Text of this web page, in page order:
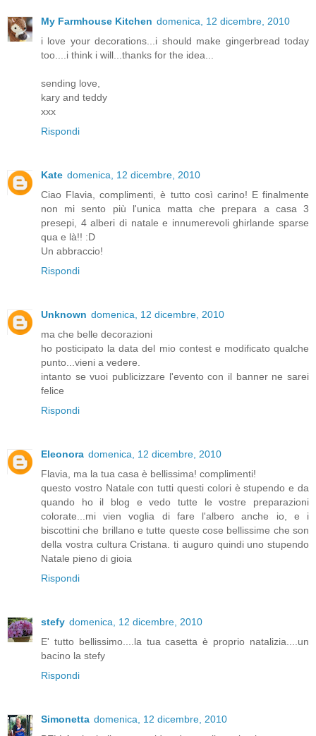
My Farmhouse Kitchen domenica, 12 dicembre, 2010
i love your decorations...i should make gingerbread today
too....i think i will...thanks for the idea...
sending love,
kary and teddy
xxx
Rispondi
Kate domenica, 12 dicembre, 2010
Ciao Flavia, complimenti, è tutto così carino! E finalmente
non mi sento più l'unica matta che prepara a casa 3
presepi, 4 alberi di natale e innumerevoli ghirlande sparse
qua e là!! :D
Un abbraccio!
Rispondi
Unknown domenica, 12 dicembre, 2010
ma che belle decorazioni
ho posticipato la data del mio contest e modificato qualche
punto...vieni a vedere.
intanto se vuoi publicizzare l'evento con il banner ne sarei
felice
Rispondi
Eleonora domenica, 12 dicembre, 2010
Flavia, ma la tua casa è bellissima! complimenti!
questo vostro Natale con tutti questi colori è stupendo e da
quando ho il blog e vedo tutte le vostre preparazioni
colorate...mi vien voglia di fare l'albero anche io, e i
biscottini che brillano e tutte queste cose bellissime che son
della vostra cultura Cristana. ti auguro quindi uno stupendo
Natale pieno di gioia
Rispondi
stefy domenica, 12 dicembre, 2010
E' tutto bellissimo....la tua casetta è proprio natalizia....un
bacino la stefy
Rispondi
Simonetta domenica, 12 dicembre, 2010